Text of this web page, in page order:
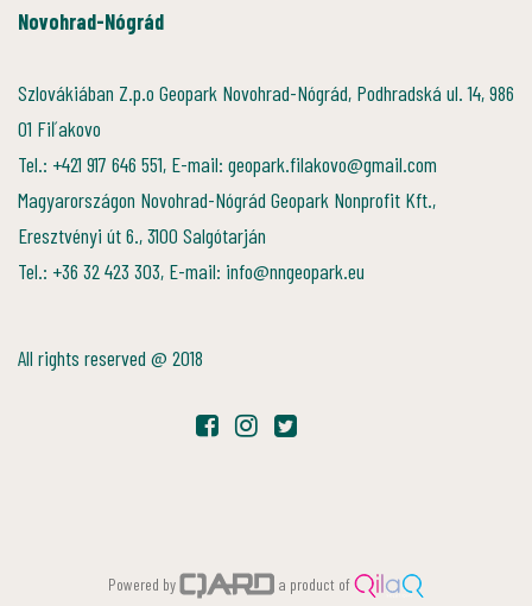
Novohrad-Nógrád
Szlovákiában Z.p.o Geopark Novohrad-Nógrád, Podhradská ul. 14, 986
01 Fiľakovo
Tel.: +421 917 646 551, E-mail: geopark.filakovo@gmail.com
Magyarországon Novohrad-Nógrád Geopark Nonprofit Kft.,
Eresztvényi út 6., 3100 Salgótarján
Tel.: +36 32 423 303, E-mail: info@nngeopark.eu
All rights reserved @ 2018
Powered by a product of